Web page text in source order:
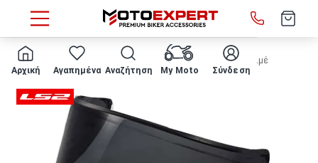
Αρχική Αγαπημένα Αναζήτηση My Moto Σύνδεση
HOME ΖΕΛΑΤΙΝΑ ΚΡΑΝΟΥΣ LS2 - FF811 Vector II φιμέ